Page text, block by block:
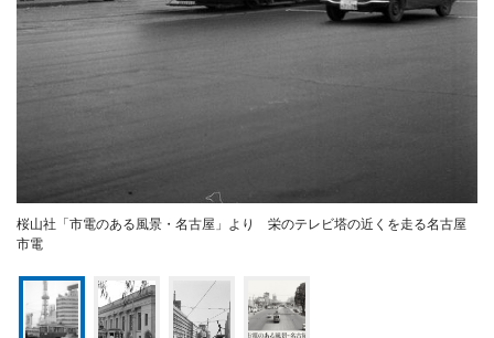
桜山社「市電のある風景・名古屋」より 栄のテレビ塔の近くを走る名古屋
市電